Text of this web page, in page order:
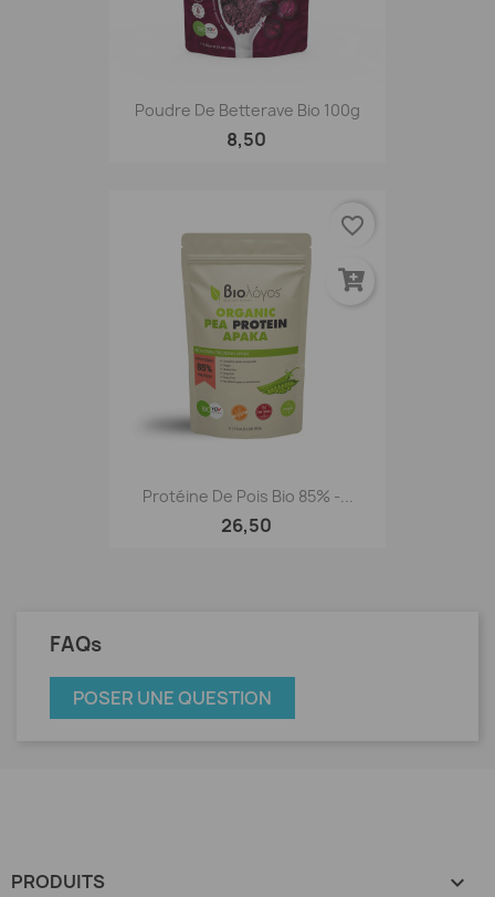
Poudre De Betterave Bio 100g
8,50
Protéine De Pois Bio 85% -...
26,50
favorite_border
FAQs
POSER UNE QUESTION
PRODUITS 